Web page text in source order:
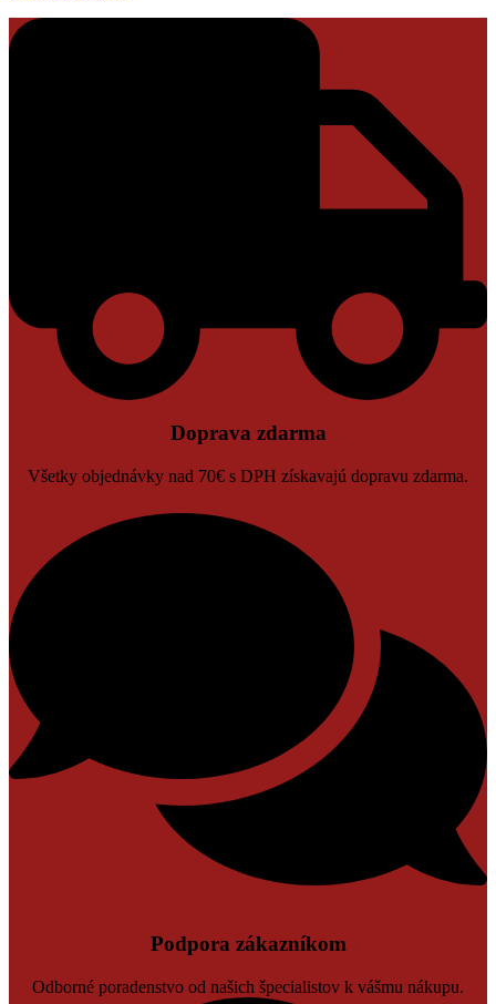
Doprava zdarma
Všetky objednávky nad 70€ s DPH získavajú dopravu zdarma.
Podpora zákazníkom
Odborné poradenstvo od našich špecialistov k vášmu nákupu.